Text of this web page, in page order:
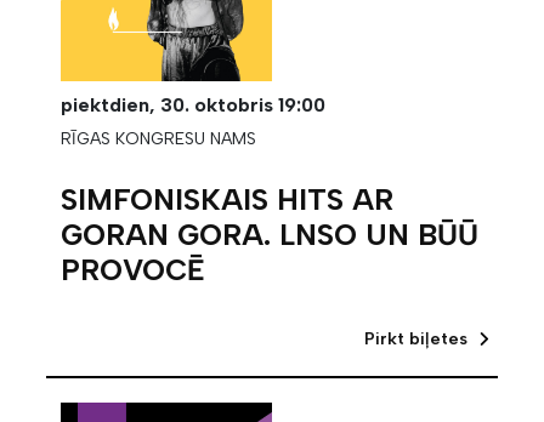
piektdien, 30. oktobris 19:00
RĪGAS KONGRESU NAMS
SIMFONISKAIS HITS AR
GORAN GORA. LNSO UN BŪŪ
PROVOCĒ
Pirkt biļetes